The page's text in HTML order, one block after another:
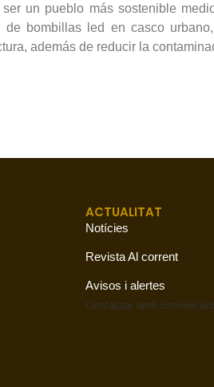
un pueblo más sostenible
bombillas led en casco
además de reducir la
ACTUALITAT
Notícies
Revista Al corrent
Avisos i alertes
Contactar amb